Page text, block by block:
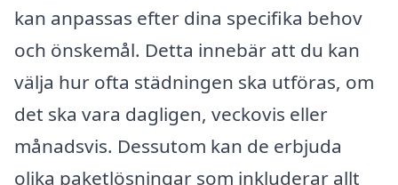
kan anpassas efter dina specifika behov
och önskemål. Detta innebär att du kan
välja hur ofta städningen ska utföras, om
det ska vara dagligen, veckovis eller
månadsvis. Dessutom kan de erbjuda
olika paketlösningar som inkluderar allt